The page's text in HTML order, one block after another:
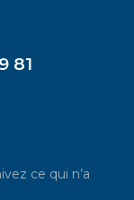
81
ce qui n’a